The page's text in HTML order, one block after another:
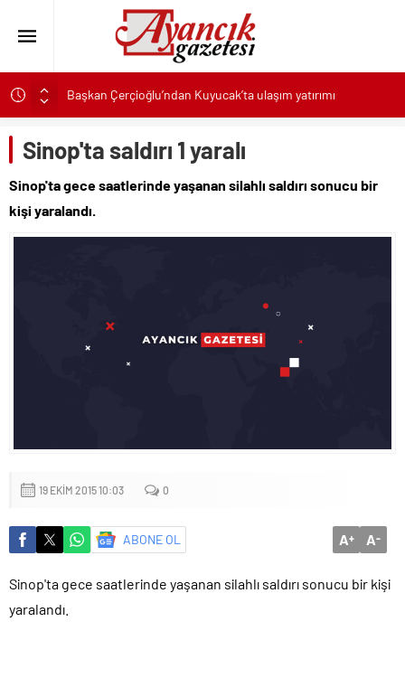
Başkan Çerçioğlu’ndan Kuyucak’ta ulaşım yatırımı
Canik’te Tüm Çocuklar Hediyelerine Kavuşuyor
Karşıyaka’nın patileri, yeni yuvalarına kavuşmayı bekliyor
erdi
Karabağlar Belediyesi Zabıtasında aday memurlar asil devlet
memuru oldu
Selçuklu’da yollar yenileniyor ulaşım daha konforlu hale
Sinop'ta saldırı 1 yaralı
Sinop'ta gece saatlerinde yaşanan silahlı saldırı sonucu bir
kişi yaralandı.
19 EKIM 2015 10:03 0
ABONE OL A+ A-
Sinop'ta gece saatlerinde yaşanan silahlı saldırı sonucu bir kişi
yaralandı.